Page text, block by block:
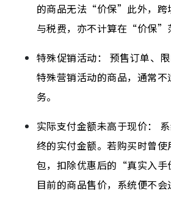
的商品无法“价保”此外，跨
与税费，亦不计算在“价保”
特殊促销活动： 预售订单、
特殊营销活动的商品，通常
务。
实际支付金额未高于现价：
终的实付金额。若购买时曾
包，扣除优惠后的“真实入
目前的商品售价，系统便不会